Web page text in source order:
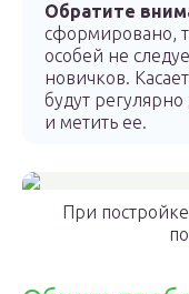
Обратите
сформировано,
особей не
новичков.
будут
и метить ее.
При